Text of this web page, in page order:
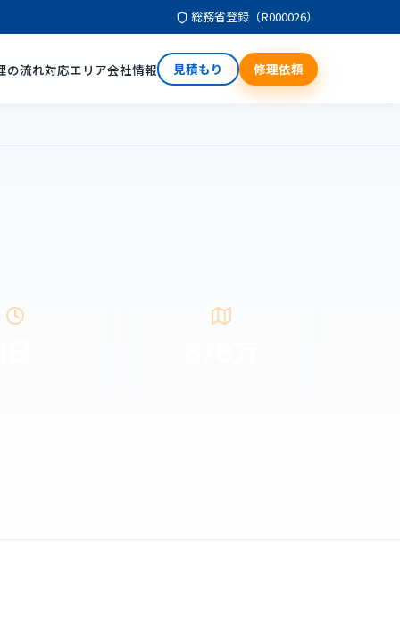
総務省登録（R000026）
の流れ対応エリア会社情報 見積もり 修理依頼